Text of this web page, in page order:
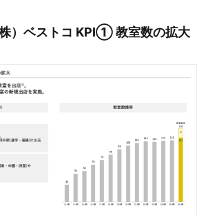
）ベストコ KPI① 教室数の拡大